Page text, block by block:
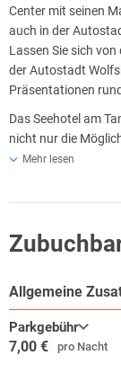
Center mit seinen
auch in der
Lassen Sie sich
der Autostadt
Präsentationen
Das Seehotel am
nicht nur die
Entspannen am
unberührter Natur
Das von der
lässt einen
Kunstmuseum
Mehr lesen
Allgemeine
Parkgebühr
7,00 € pro Nacht